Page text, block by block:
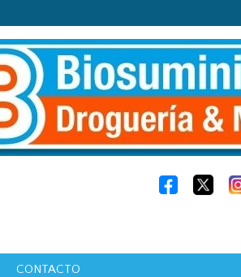
CONTACTO